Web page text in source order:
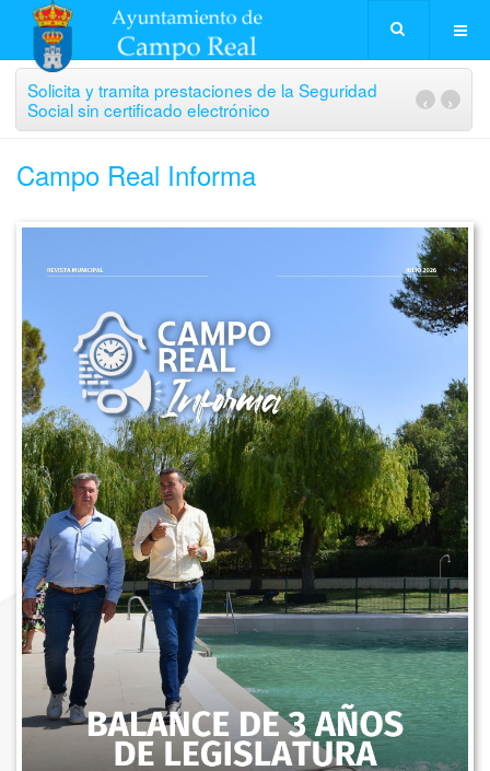
Solicita y tramita prestaciones de la Seguridad
Social sin certificado electrónico
›
‹
Campo Real Informa